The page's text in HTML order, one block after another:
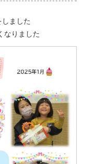
ました
なりました